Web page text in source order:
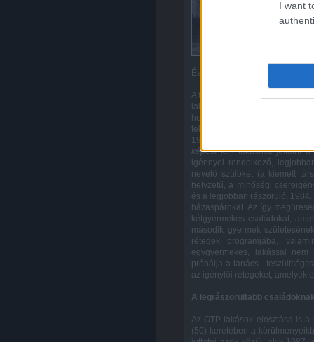
I want
És mindezek tükrében lássuk
A tanácsi bérlakások esetében
lakásügyi hatóságot, hogy
helyezett lakásigénylőket,
felülvizsgálat alapján a
1987. október 31-ig adták be
képestkell lakáshoz juttatni a
igénnyel rendelkező,
nevelő szülőket (a kiemelt
helyzetű, a minőségi
és a legjobban rászoruló,
házaspárokat. Az így
kétgyermekes családokat,
második gyermek
rétegek programjába,
egygyermekes, lakással
próbálja a tanács -
az igénylői rétegeket, amelyek
A legrászorultabb családoknak
Az OTP-lakások elosztása is a
(50) keretében a